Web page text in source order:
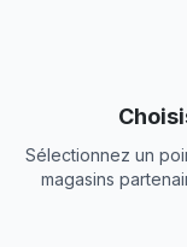
Sélectionnez un
magasins